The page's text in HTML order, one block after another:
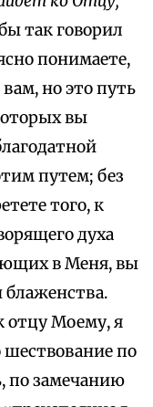
так говорил
понимаете,
но это путь
вы
путем; без
того, к
духа
в Меня, вы
блаженства.
отцу Моему, я
по
по замечанию